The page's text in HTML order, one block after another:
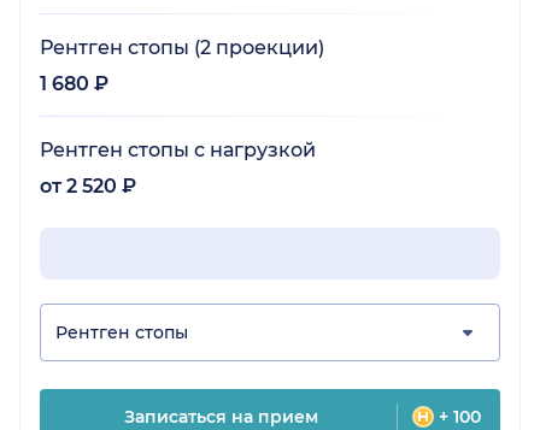
Рентген стопы (2 проекции)
1 680 ₽
Рентген стопы с нагрузкой
от 2 520 ₽
Рентген стопы
Записаться на прием + 100